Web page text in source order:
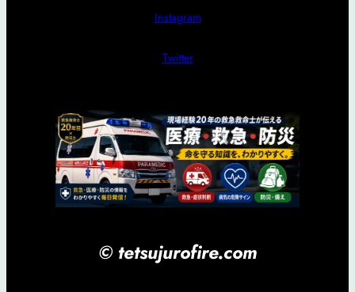
Instagram
Twitter
© tetsujurofire.com